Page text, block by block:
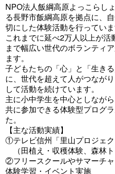
NPO法人飯綱高原よっこらし
る長野市飯綱高原を拠点に、
切にした体験活動を行っていま
これまでに延べ2万人以上が
まで幅広い世代のボランティ
ます。
子どもたちの「心」と「生き
に、世代を超えて人がつなが
して活動を続けています。
主に小中学生を中心としなが
共に参加できる体験型プログ
た。
【主な活動実績】
①テレビ信州「里山プロジェ
（田植え・収穫体験、森林ト
②フリースクールやサマーチ
体験学習・イベント実施